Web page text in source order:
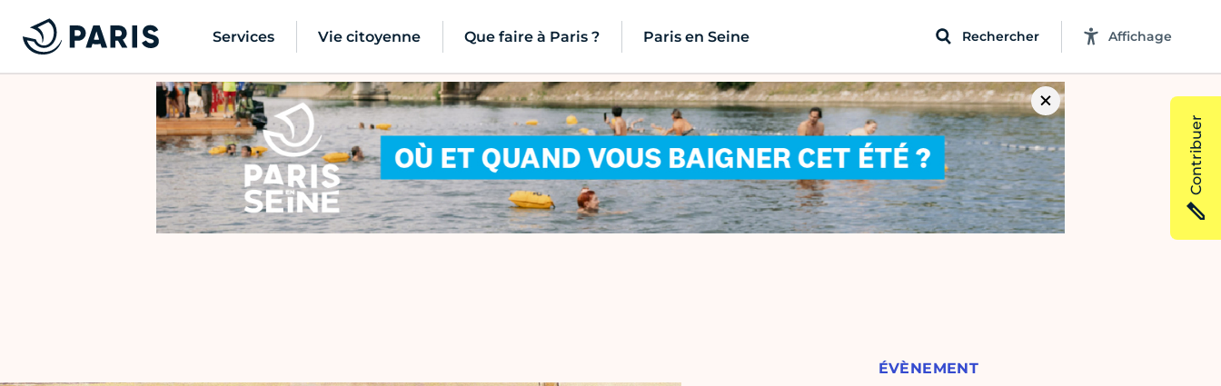
Services Vie citoyenne Que faire à Paris ? Paris en Seine Rechercher Affichage
ÉVÈNEMENT
Contribuer